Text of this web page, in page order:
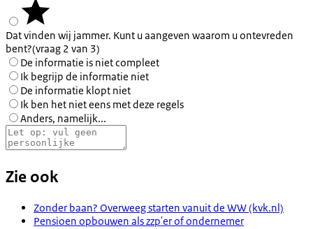
Dat vinden wij jammer. Kunt u aangeven waarom u ontevreden
bent?(vraag 2 van 3)
De informatie is niet compleet
Ik begrijp de informatie niet
De informatie klopt niet
Ik ben het niet eens met deze regels
Anders, namelijk...
Zie ook
Zonder baan? Overweeg starten vanuit de WW (kvk.nl)
Pensioen opbouwen als zzp'er of ondernemer